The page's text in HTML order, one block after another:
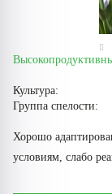
Культура:
Группа спелости:
Хорошо
условиям, слабо